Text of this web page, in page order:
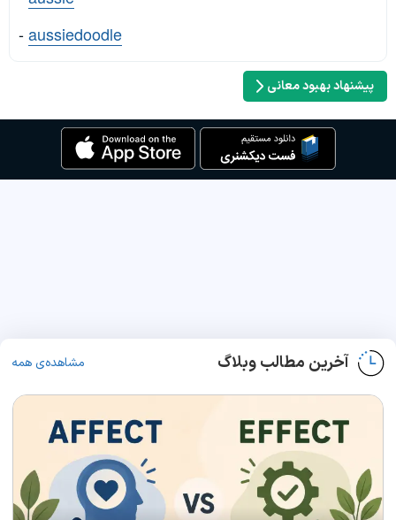
-aussiedoodle
پیشنهاد بهبود معانی
آخرین مطالب وبلاگ مشاهده‌ی همه